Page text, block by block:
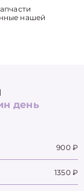
нашей
день
900 ₽
1350 ₽